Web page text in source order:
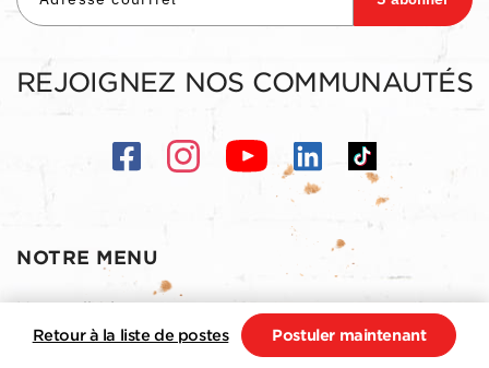
Retour à la liste de postes Postuler maintenant
NOTRE MENU
Menu salle-à-manger
Menu livraison et comptoir à emporter
REJOIGNEZ NOS COMMUNAUTÉS